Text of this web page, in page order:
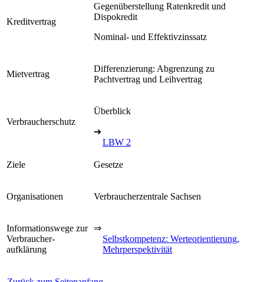
Kreditvertrag
Gegenüberstellung Ratenkredit und
Dispokredit
Nominal- und Effektivzinssatz
Mietvertrag
Differenzierung: Abgrenzung zu
Pachtvertrag und Leihvertrag
Verbraucherschutz
Überblick
➔
LBW 2
Ziele Gesetze
Organisationen Verbraucherzentrale Sachsen
Informationswege zur
Verbraucher­
aufklärung
⇒
Selbstkompetenz: Werteorientierung,
Mehrperspektivität